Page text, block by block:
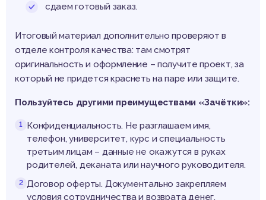
сдаем готовый заказ.
Итоговый материал дополнительно проверяют в
отделе контроля качества: там смотрят
оригинальность и оформление – получите проект, за
который не придется краснеть на паре или защите.
Пользуйтесь другими преимуществами «Зачётки»:
Конфиденциальность. Не разглашаем имя,
телефон, университет, курс и специальность
третьим лицам – данные не окажутся в руках
родителей, деканата или научного руководителя.
Договор оферты. Документально закрепляем
условия сотрудничества и возврата денег.